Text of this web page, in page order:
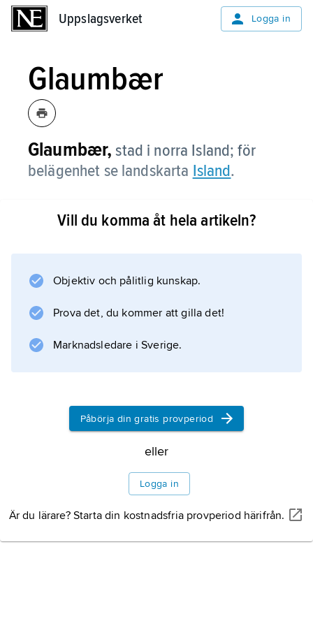
Uppslagsverket Logga in
Glaumbær
Glaumbær, stad i norra Island; för
belägenhet se landskarta Island.
Vill du komma åt hela artikeln?
Objektiv och pålitlig kunskap.
Prova det, du kommer att gilla det!
Marknadsledare i Sverige.
Påbörja din gratis provperiod
eller
Logga in
Är du lärare? Starta din kostnadsfria provperiod härifrån.